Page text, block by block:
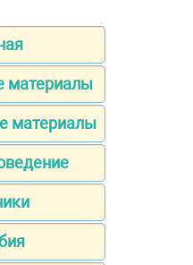
материалы
материалы